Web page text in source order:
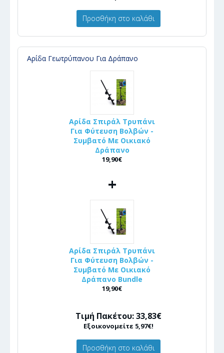
Προσθήκη στο καλάθι
Αρίδα Γεωτρύπανου Για Δράπανο
Αρίδα Σπιράλ Τρυπάνι
Για Φύτευση Βολβών -
Συμβατό Με Οικιακό
Δράπανο
19,90€
+
Αρίδα Σπιράλ Τρυπάνι
Για Φύτευση Βολβών -
Συμβατό Με Οικιακό
Δράπανο Bundle
19,90€
Τιμή Πακέτου: 33,83€
Εξοικονομείτε 5,97€!
Προσθήκη στο καλάθι